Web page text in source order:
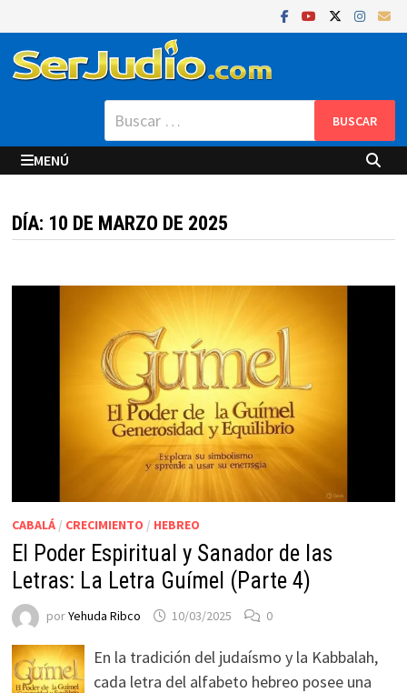
al
contenido
Buscar:
MENÚ
DÍA: 10 DE MARZO DE 2025
CABALÁ/ CRECIMIENTO / HEBREO
El Poder Espiritual y Sanador de las
Letras: La Letra Guímel (Parte 4)
porYehuda Ribco 10/03/2025 0
En la tradición del judaísmo y la Kabbalah,
cada letra del alfabeto hebreo posee una